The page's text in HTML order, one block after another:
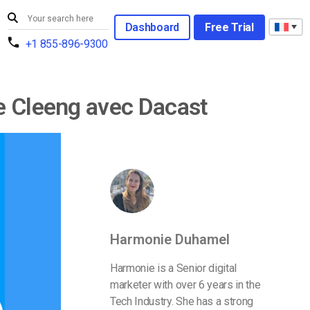
+1 855-896-9300
Dashboard Free Trial
avec Dacast
Harmonie Duhamel
Harmonie is a Senior digital
marketer with over 6 years in the
Tech Industry. She has a strong